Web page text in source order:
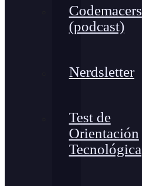
Codemacers
(podcast)
Nerdsletter
Test de
Orientación
Tecnológica